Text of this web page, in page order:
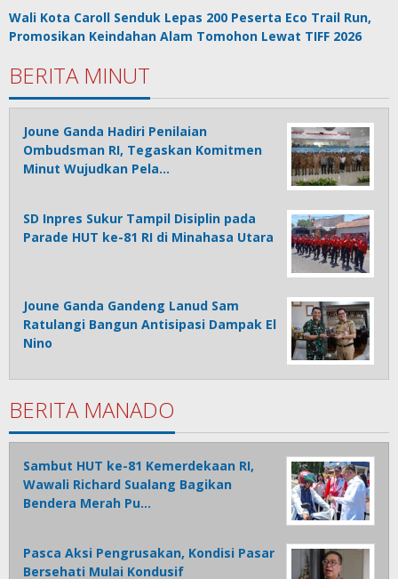
Wali Kota Caroll Senduk Lepas 200 Peserta Eco Trail Run,
Promosikan Keindahan Alam Tomohon Lewat TIFF 2026
BERITA MINUT
Joune Ganda Hadiri Penilaian
Ombudsman RI, Tegaskan Komitmen
Minut Wujudkan Pela…
SD Inpres Sukur Tampil Disiplin pada
Parade HUT ke-81 RI di Minahasa Utara
Joune Ganda Gandeng Lanud Sam
Ratulangi Bangun Antisipasi Dampak El
Nino
BERITA MANADO
Sambut HUT ke-81 Kemerdekaan RI,
Wawali Richard Sualang Bagikan
Bendera Merah Pu…
Pasca Aksi Pengrusakan, Kondisi Pasar
Bersehati Mulai Kondusif